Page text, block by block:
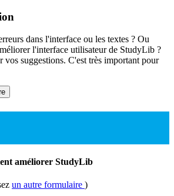
dans l'interface ou les textes ? Ou
l'interface utilisateur de StudyLib ?
vos suggestions. C'est très important pour
améliorer StudyLib
un autre formulaire )